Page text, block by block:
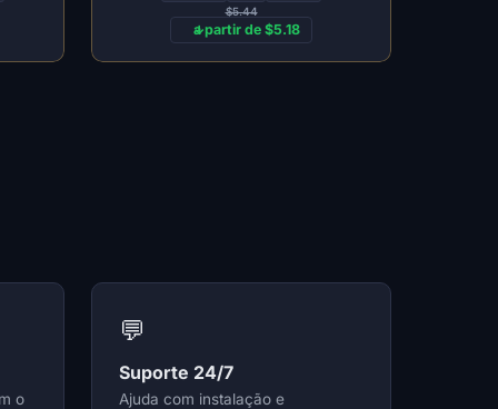
$5.44
a partir de $5.18
o
💬
Suporte 24/7
Ajuda com instalação e